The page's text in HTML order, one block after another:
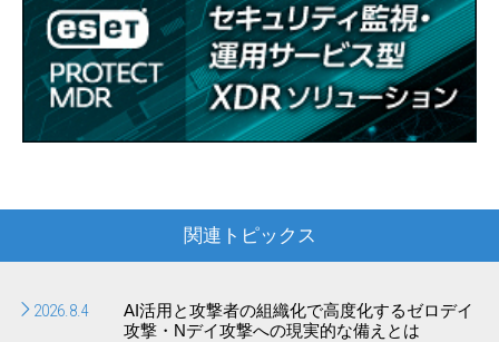
関連トピックス
2026.8.4
AI活用と攻撃者の組織化で高度化するゼロデイ
攻撃・Nデイ攻撃への現実的な備えとは